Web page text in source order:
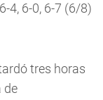
4, 6-0, 6-7 (6/8)
tres horas
de